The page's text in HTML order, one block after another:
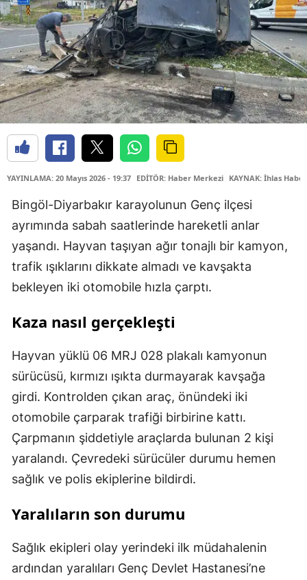
YAYINLAMA: 20 Mayıs 2026 - 19:37 EDİTÖR: Haber Merkezi KAYNAK: İhlas
Bingöl-Diyarbakır karayolunun Genç ilçesi
ayrımında sabah saatlerinde hareketli anlar
yaşandı. Hayvan taşıyan ağır tonajlı bir kamyon,
trafik ışıklarını dikkate almadı ve kavşakta
bekleyen iki otomobile hızla çarptı.
Kaza nasıl gerçekleşti
Hayvan yüklü 06 MRJ 028 plakalı kamyonun
sürücüsü, kırmızı ışıkta durmayarak kavşağa
girdi. Kontrolden çıkan araç, önündeki iki
otomobile çarparak trafiği birbirine kattı.
Çarpmanın şiddetiyle araçlarda bulunan 2 kişi
yaralandı. Çevredeki sürücüler durumu hemen
sağlık ve polis ekiplerine bildirdi.
Yaralıların son durumu
Sağlık ekipleri olay yerindeki ilk müdahalenin
ardından yaralıları Genç Devlet Hastanesi’ne